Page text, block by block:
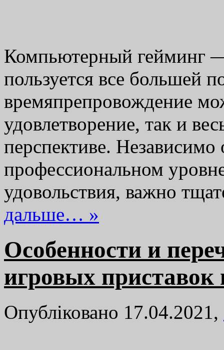
Компьютерный гейминг —
пользуется все большей
времяпрепровождение
удовлетворение, так и
перспективе. Независимо
профессиональном
удовольствия, важно
дальше… »
Особенности и
игровых приставок
Опубліковано 17.04.2021,